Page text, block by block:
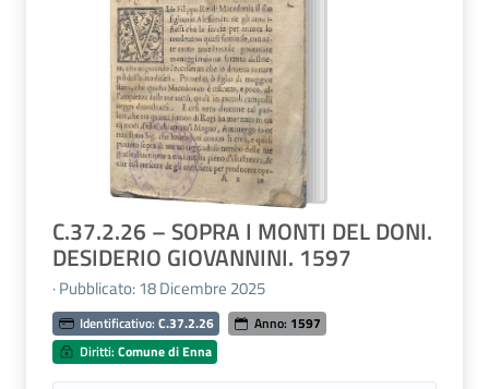
C.37.2.26 – SOPRA I MONTI DEL DONI.
DESIDERIO GIOVANNINI. 1597
· Pubblicato: 18 Dicembre 2025
Identificativo: C.37.2.26 Anno: 1597
Diritti:Comune di Enna